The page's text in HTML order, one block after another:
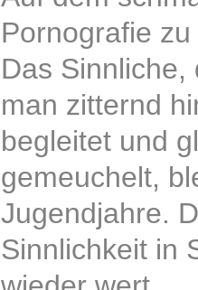
Pornografie
Das
man zitternd
begleitet und
gemeuchelt,
Jugendjahre.
Sinnlichkeit in